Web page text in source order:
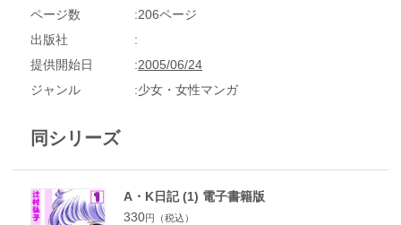
ページ数
206ページ
出版社
提供開始日
2005/06/24
ジャンル
少女・女性マンガ
同シリーズ
A・K日記 (1) 電子書籍版
330円（税込）